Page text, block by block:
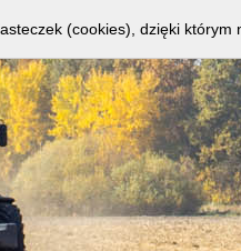
(cookies), dzięki którym